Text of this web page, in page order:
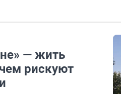
— жить
рискуют